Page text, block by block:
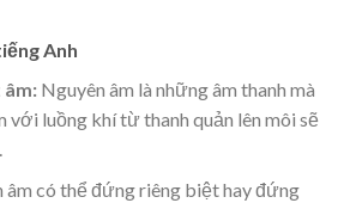
Anh
Nguyên âm là những âm thanh mà
với luồng khí từ thanh quản lên môi sẽ
có thể đứng riêng biệt hay đứng